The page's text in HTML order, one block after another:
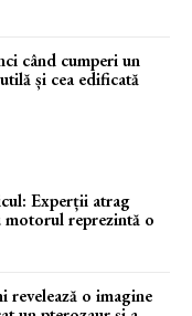
când cumperi un
și cea edificată
Experții atrag
motorul reprezintă o
revelează o imagine